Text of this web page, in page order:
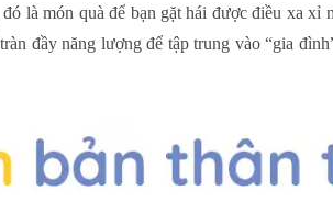
là món quà để bạn gặt hái được điều xa xỉ
đầy năng lượng để tập trung vào “gia